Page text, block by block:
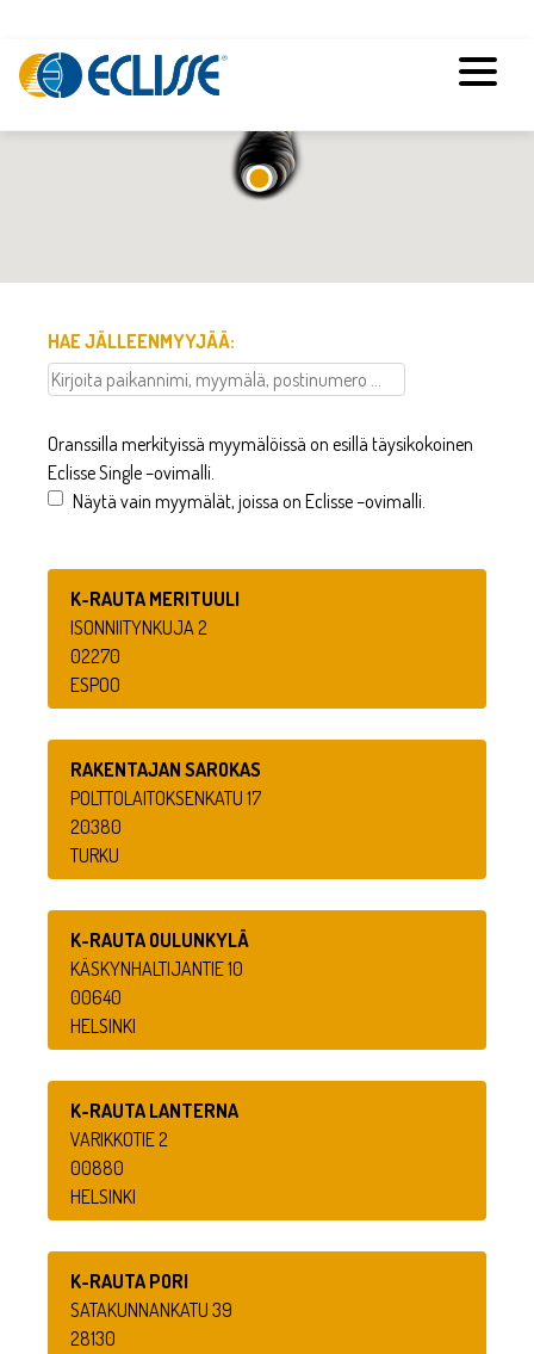
HAE JÄLLEENMYYJÄÄ:
Oranssilla merkityissä myymälöissä on esillä täysikokoinen
Eclisse Single –ovimalli.
Näytä vain myymälät, joissa on Eclisse –ovimalli.
K-RAUTA MERITUULI
ISONNIITYNKUJA 2
02270
ESPOO
RAKENTAJAN SAROKAS
POLTTOLAITOKSENKATU 17
20380
TURKU
K-RAUTA OULUNKYLÄ
KÄSKYNHALTIJANTIE 10
00640
HELSINKI
K-RAUTA LANTERNA
VARIKKOTIE 2
00880
HELSINKI
K-RAUTA PORI
SATAKUNNANKATU 39
28130